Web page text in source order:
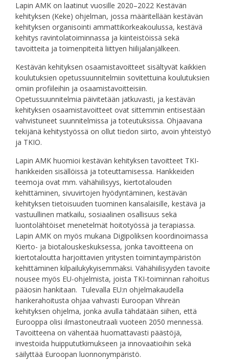
Lapin AMK on laatinut vuosille 2020–2022 Kestävän
kehityksen (Keke) ohjelman, jossa määritellään kestävän
kehityksen organisointi ammattikorkeakoulussa, kestävä
kehitys ravintolatoiminnassa ja kiinteistöissä sekä
tavoitteita ja toimenpiteitä liittyen hiilijalanjälkeen.
Kestävän kehityksen osaamistavoitteet sisältyvät kaikkien
koulutuksien opetussuunnitelmiin sovitettuina koulutuksien
omiin profiileihin ja osaamistavoitteisiin.
Opetussuunnitelmia päivitetään jatkuvasti, ja kestävän
kehityksen osaamistavoitteet ovat sittemmin entisestään
vahvistuneet suunnitelmissa ja toteutuksissa. Ohjaavana
tekijänä kehitystyössä on ollut tiedon siirto, avoin yhteistyö
ja TKIO.
Lapin AMK huomioi kestävän kehityksen tavoitteet TKI-
hankkeiden sisällöissä ja toteuttamisessa. Hankkeiden
teemoja ovat mm. vähähiilisyys, kiertotalouden
kehittäminen, sivuvirtojen hyödyntäminen, kestävän
kehityksen tietoisuuden tuominen kansalaisille, kestävä ja
vastuullinen matkailu, sosiaalinen osallisuus sekä
luontolähtöiset menetelmät hoitotyössä ja terapiassa.
Lapin AMK on myös mukana Digipoliksen koordinoimassa
Kierto- ja biotalouskeskuksessa, jonka tavoitteena on
kiertotaloutta harjoittavien yritysten toimintaympäristön
kehittäminen kilpailukykyisemmäksi. Vähähiilisyyden tavoite
nousee myös EU-ohjelmista, joista TKI-toiminnan rahoitus
pääosin hankitaan. Tulevalla EU:n ohjelmakaudella
hankerahoitusta ohjaa vahvasti Euroopan Vihreän
kehityksen ohjelma, jonka avulla tähdätään siihen, että
Eurooppa olisi ilmastoneutraali vuoteen 2050 mennessä.
Tavoitteena on vähentää huomattavasti päästöjä,
investoida huippututkimukseen ja innovaatioihin sekä
säilyttää Euroopan luonnonympäristö.